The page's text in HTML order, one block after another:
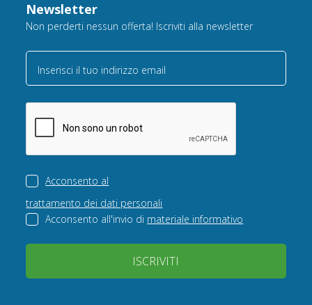
Newsletter
Non perderti nessun offerta! Iscriviti alla newsletter
Inserisci il tuo indirizzo email
Acconsento al
trattamento dei dati personali
Acconsento all'invio di materiale informativo
ISCRIVITI